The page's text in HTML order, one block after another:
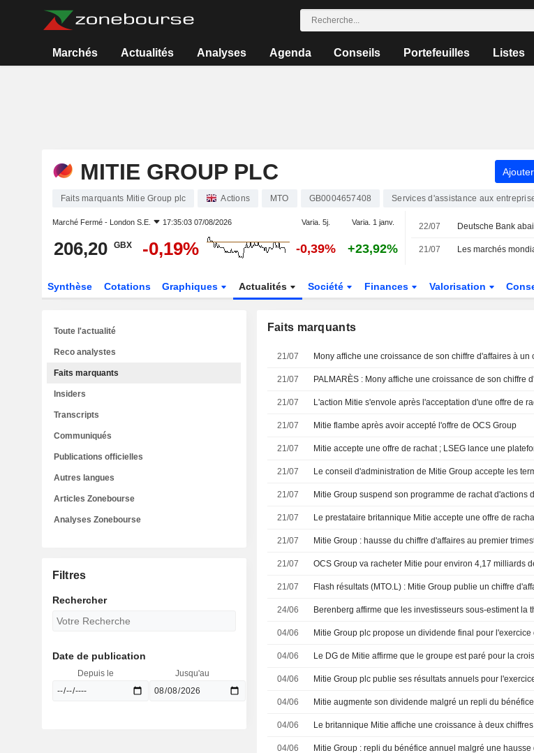
Marchés Actualités Analyses Agenda Conseils Portefeuilles Listes
MITIE GROUP PLC
Faits marquants Mitie Group plc Actions MTO GB0004657408 Services d'assistance aux
Marché Fermé - London S.E. 17:35:03 07/08/2026 Varia. 5j. Varia. 1 janv.
206,20 GBX -0,19% -0,39% +23,92%
22/07
21/07
Synthèse Cotations Graphiques Actualités Société Finances Valorisation
Faits marquants
21/07
21/07 PALMARÈS : Mony affiche une croissance de son chiffre
21/07
21/07 Mitie flambe après avoir accepté l'offre de OCS Group
21/07
21/07
21/07
21/07
21/07 Mitie Group : hausse du chiffre d'affaires au premier
21/07 OCS Group va racheter Mitie pour environ 4,17 milliards
21/07
24/06
04/06
04/06
04/06 Mitie Group plc publie ses résultats annuels pour
04/06
04/06
04/06 Mitie Group : repli du bénéfice annuel malgré une hausse
Toute l'actualité
Reco analystes
Faits marquants
Insiders
Transcripts
Communiqués
Publications officielles
Autres langues
Articles Zonebourse
Analyses Zonebourse
Filtres
Rechercher
Date de publication
Depuis le Jusqu'au